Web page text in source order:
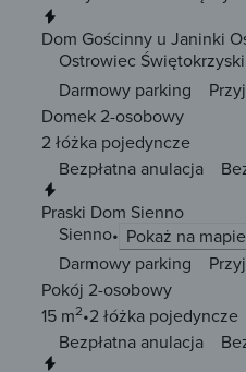
Dom Gościnny u Janinki
Ostrowiec Świętokrzyski
Darmowy parking
Domek 2-osobowy
2 łóżka pojedyncze
Bezpłatna anulacja
Praski Dom Sienno
Sienno
Pokaż na mapie
Darmowy parking
Pokój 2-osobowy
15 m2 2 łóżka pojedyncze
Bezpłatna anulacja